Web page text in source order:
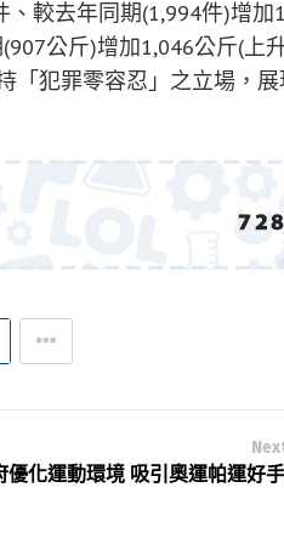
較去年同期(1,994件)增加
公斤)增加1,046公斤(上
「犯罪零容忍」之立場，
優化運動環境 吸引奧運帕運好